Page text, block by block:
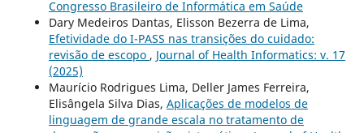
Congresso Brasileiro de Informática em Saúde
Dary Medeiros Dantas, Elisson Bezerra de Lima,
Efetividade do I-PASS nas transições do cuidado:
revisão de escopo , Journal of Health Informatics: v. 17
(2025)
Maurício Rodrigues Lima, Deller James Ferreira,
Elisângela Silva Dias, Aplicações de modelos de
linguagem de grande escala no tratamento de